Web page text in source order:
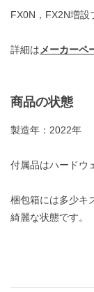
FX0N，FX2N増設
詳細はメーカーペ
商品の状態
製造年：2022年
付属品はハードウ
梱包箱には多少キ
綺麗な状態です。